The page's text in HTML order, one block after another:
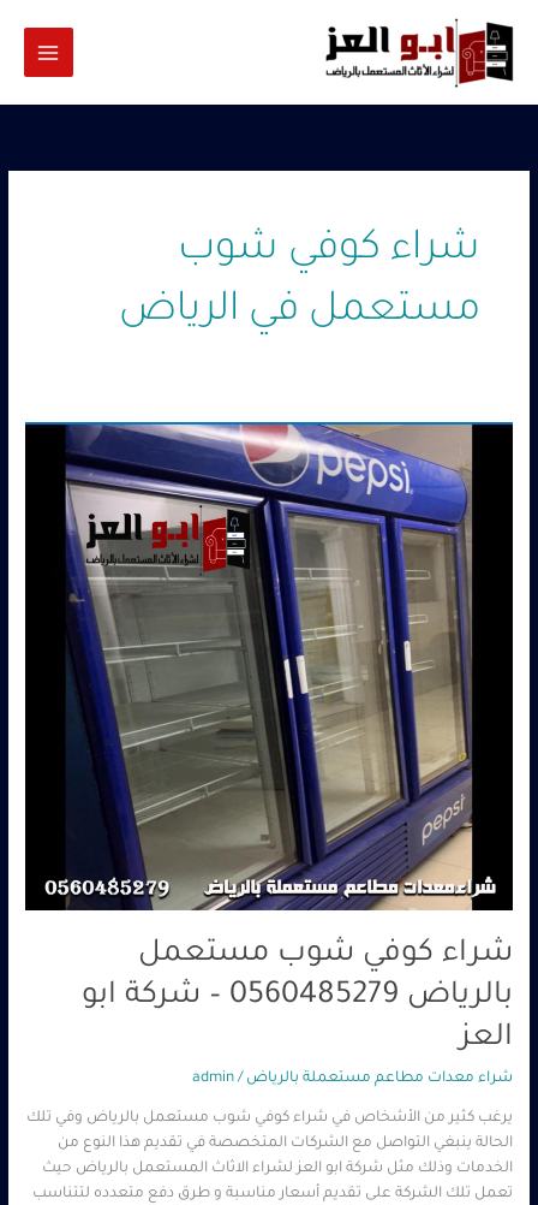
المحتوى
شراء كوفي شوب
مستعمل في الرياض
شراء كوفي شوب مستعمل
بالرياض 0560485279 – شركة ابو
العز
شراء معدات مطاعم مستعملة بالرياض /
admin
يرغب كثير من الأشخاص في شراء كوفي شوب مستعمل بالرياض وفي تلك
الحالة ينبغي التواصل مع الشركات المتخصصة في تقديم هذا النوع من
الخدمات وذلك مثل شركة ابو العز لشراء الاثاث المستعمل بالرياض حيث
تعمل تلك الشركة على تقديم أسعار مناسبة و طرق دفع متعدده لتتناسب
مستعمل
بالرياض
0560485279